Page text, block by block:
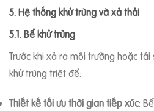
5. Hệ thống khử trùng và xả thải
5.1. Bể khử trùng
Trước khi xả ra môi trường hoặc
khử trùng triệt để:
Thiết kế tối ưu thời gian tiếp xúc: